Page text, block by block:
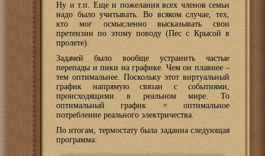
Ну и т.п. Еще и пожелания всех членов семьи
надо было учитывать. Во всяком случае, тех,
кто мог осмысленно высказывать свои
претензии по этому поводу (Пес с Крысой в
пролете).
Задачей было вообще устранить частые
перепады и пики на графике. Чем он плавнее –
тем оптимальнее. Поскольку этот виртуальный
график напрямую связан с событиями,
происходящими в реальном мире. То
оптимальный график = оптимальное
потребление реального электричества.
По итогам, термостату была заданна следующая
программа: